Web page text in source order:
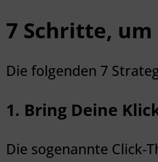
7 Schritte,
Die folgenden 7
1. Bring Deine
Die sogenannte Click-